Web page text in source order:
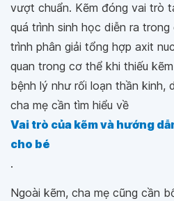
vượt chuẩn. Kẽm đóng vai trò
quá trình sinh học diễn ra
trình phân giải tổng hợp axit
quan trong cơ thể khi thiếu
bệnh lý như rối loạn thần kinh,
cha mẹ cần tìm hiểu về
Vai trò của kẽm và hướng
cho bé
.
Ngoài kẽm, cha mẹ cũng cần